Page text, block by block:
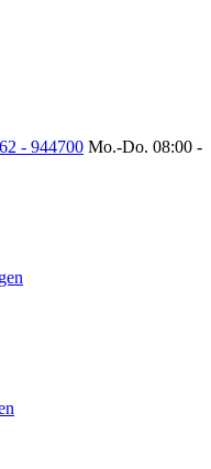
- 944700 Mo.-Do. 08:00 -